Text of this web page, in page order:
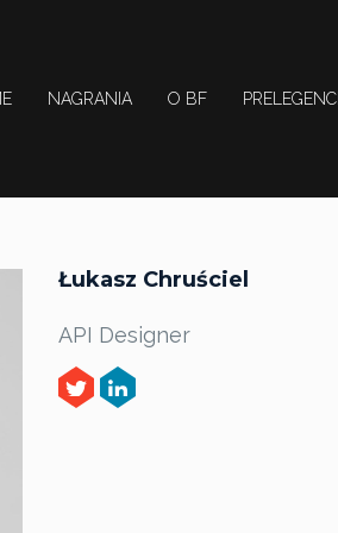
NAGRANIA O BF PRELEGENCI
Łukasz Chruściel
API Designer